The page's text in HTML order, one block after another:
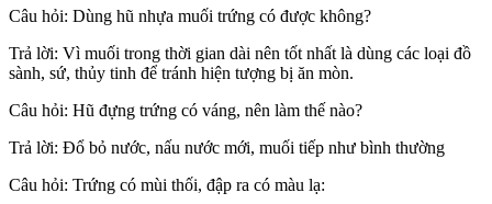
Câu hỏi: Dùng hũ nhựa muối trứng có được không?
Trả lời: Vì muối trong thời gian dài nên tốt nhất là dùng các loại đồ
sành, sứ, thủy tinh để tránh hiện tượng bị ăn mòn.
Câu hỏi: Hũ đựng trứng có váng, nên làm thế nào?
Trả lời: Đổ bỏ nước, nấu nước mới, muối tiếp như bình thường
Câu hỏi: Trứng có mùi thối, đập ra có màu lạ: